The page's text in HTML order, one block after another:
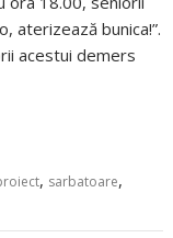
aterizează bunica!”.
acestui demers
, sarbatoare,